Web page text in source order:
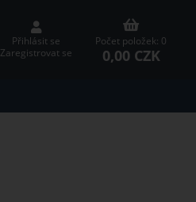
Přihlásit se
Zaregistrovat se
Počet položek: 0
0,00 CZK